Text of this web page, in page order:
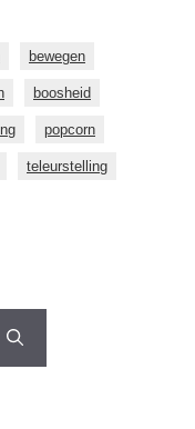
bewegen
boosheid
popcorn
teleurstelling